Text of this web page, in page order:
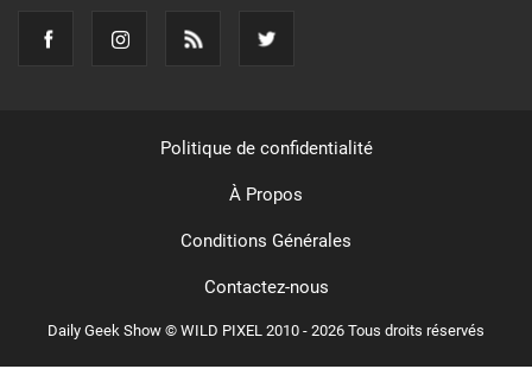
Daily Geek Show © WILD PIXEL 2010 - 2026 Tous droits réservés
Politique de confidentialité
À Propos
Conditions Générales
Contactez-nous